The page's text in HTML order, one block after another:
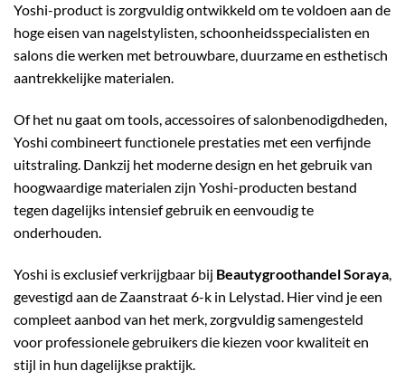
Yoshi-product is zorgvuldig ontwikkeld om te voldoen aan de
hoge eisen van nagelstylisten, schoonheidsspecialisten en
salons die werken met betrouwbare, duurzame en esthetisch
aantrekkelijke materialen.
Of het nu gaat om tools, accessoires of salonbenodigdheden,
Yoshi combineert functionele prestaties met een verfijnde
uitstraling. Dankzij het moderne design en het gebruik van
hoogwaardige materialen zijn Yoshi-producten bestand
tegen dagelijks intensief gebruik en eenvoudig te
onderhouden.
Yoshi is exclusief verkrijgbaar bij Beautygroothandel Soraya
gevestigd aan de Zaanstraat 6-k in Lelystad. Hier vind je een
compleet aanbod van het merk, zorgvuldig samengesteld
voor professionele gebruikers die kiezen voor kwaliteit en
stijl in hun dagelijkse praktijk.